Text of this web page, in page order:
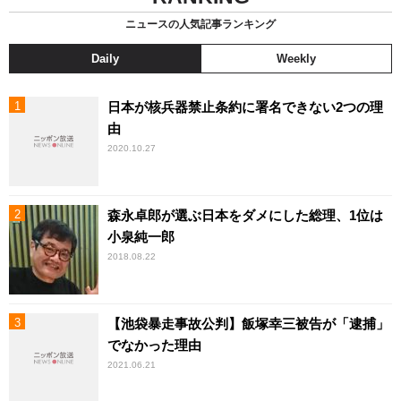
ニュースの人気記事ランキング
Daily Weekly
日本が核兵器禁止条約に署名できない2つの理
由
2020.10.27
森永卓郎が選ぶ日本をダメにした総理、1位は
小泉純一郎
2018.08.22
【池袋暴走事故公判】飯塚幸三被告が「逮捕」
でなかった理由
2021.06.21